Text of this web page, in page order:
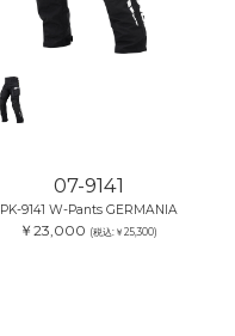
07-9141
PK-9141 W-Pants GERMANIA
￥23,000 (税込:￥25,300)